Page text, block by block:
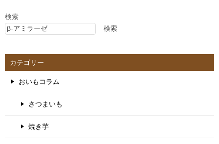
検索
検索
カテゴリー
おいもコラム
さつまいも
焼き芋